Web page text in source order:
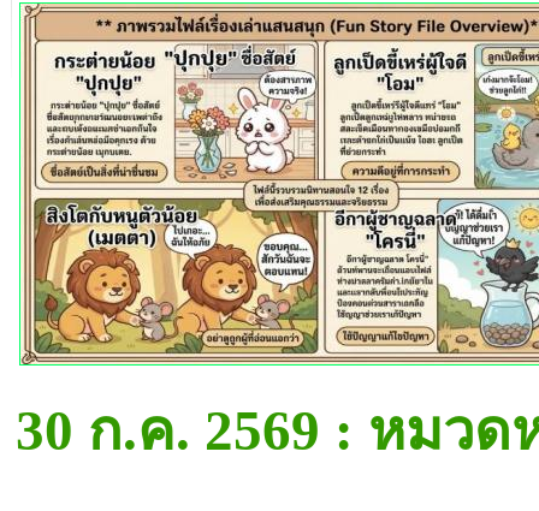
30 ก.ค. 2569 : หมว